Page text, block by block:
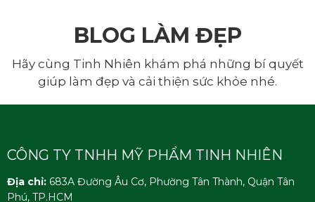
BLOG LÀM ĐẸP
Hãy cùng Tinh Nhiên khám phá những bí quyết
giúp làm đẹp và cải thiện sức khỏe nhé.
CÔNG TY TNHH MỸ PHẨM TINH NHIÊN
Địa chỉ: 683A Đường Âu Cơ, Phường Tân Thành, Quận Tân
Phú, TP.HCM